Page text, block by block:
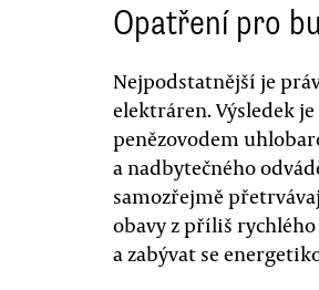
Opatření pro
Nejpodstatnější je
elektráren. Výsledek
penězovodem
a nadbytečného
samozřejmě
obavy z příliš
a zabývat se